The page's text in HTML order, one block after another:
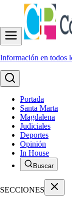
Información en todos
Portada
Santa Marta
Magdalena
Judiciales
Deportes
Opinión
In House
Buscar
SECCIONES